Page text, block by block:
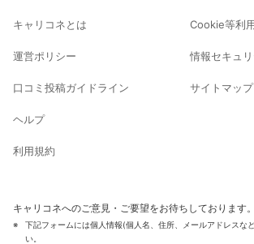
キャリコネとは
運営ポリシー
口コミ投稿ガイドライン
ヘルプ
利用規約
Cookie等利
情報セキュ
サイトマップ
キャリコネへのご意見・ご要望をお待ちしております。
下記フォームには個人情報(個人名、住所、メールアドレスな
い。